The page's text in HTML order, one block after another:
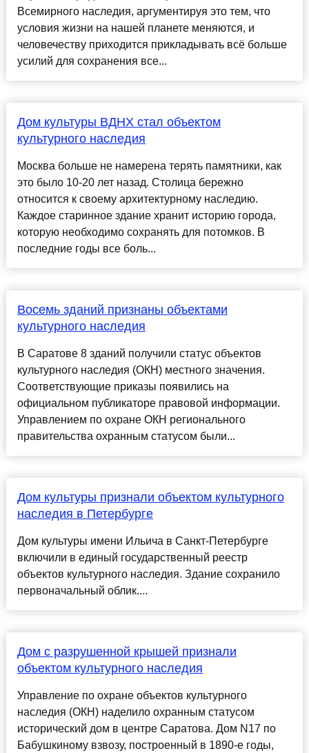
Всемирного наследия, аргументируя это тем, что
условия жизни на нашей планете меняются, и
человечеству приходится прикладывать всё больше
усилий для сохранения все...
Дом культуры ВДНХ стал объектом
культурного наследия
Москва больше не намерена терять памятники, как
это было 10-20 лет назад. Столица бережно
относится к своему архитектурному наследию.
Каждое старинное здание хранит историю города,
которую необходимо сохранять для потомков. В
последние годы все боль...
Восемь зданий признаны объектами
культурного наследия
В Саратове 8 зданий получили статус объектов
культурного наследия (ОКН) местного значения.
Соответствующие приказы появились на
официальном публикаторе правовой информации.
Управлением по охране ОКН регионального
правительства охранным статусом были...
Дом культуры признали объектом культурного
наследия в Петербурге
Дом культуры имени Ильича в Санкт-Петербурге
включили в единый государственный реестр
объектов культурного наследия. Здание сохранило
первоначальный облик....
Дом с разрушенной крышей признали
объектом культурного наследия
Управление по охране объектов культурного
наследия (ОКН) наделило охранным статусом
исторический дом в центре Саратова. Дом N17 по
Бабушкиному взвозу, построенный в 1890-е годы,